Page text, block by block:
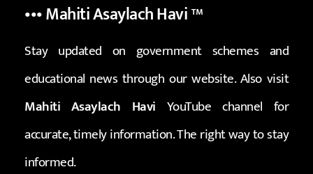
••• Mahiti Asaylach Havi™
Stay updated on government schemes and
educational news through our website. Also visit
Mahiti Asaylach Havi YouTube channel for
accurate, timely information. The right way to stay
informed.